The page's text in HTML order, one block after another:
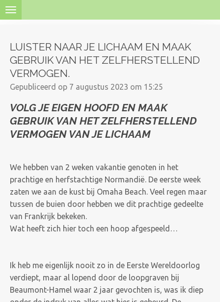
Ga
hoofdinhoud
LUISTER NAAR JE LICHAAM EN MAAK
GEBRUIK VAN HET ZELFHERSTELLEND
VERMOGEN.
Gepubliceerd op 7 augustus 2023 om 15:25
VOLG JE EIGEN HOOFD EN MAAK
GEBRUIK VAN HET ZELFHERSTELLEND
VERMOGEN VAN JE LICHAAM
We hebben van 2 weken vakantie genoten in het
prachtige en herfstachtige Normandië. De eerste week
zaten we aan de kust bij Omaha Beach. Veel regen maar
tussen de buien door hebben we dit prachtige gedeelte
van Frankrijk bekeken.
Wat heeft zich hier toch een hoop afgespeeld…
Ik heb me eigenlijk nooit zo in de Eerste Wereldoorlog
verdiept, maar al lopend door de loopgraven bij
Beaumont-Hamel waar 2 jaar gevochten is, was ik diep